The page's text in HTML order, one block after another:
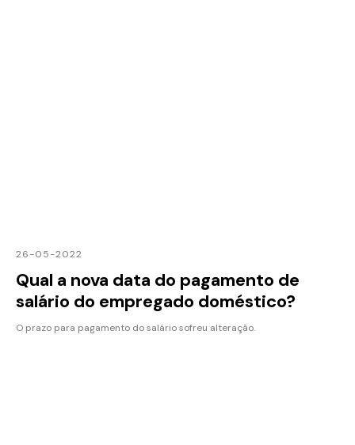
26-05-2022
Qual a nova data do pagamento de
salário do empregado doméstico?
O prazo para pagamento do salário sofreu alteração.